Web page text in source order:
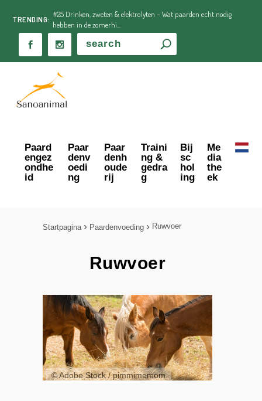
TRENDING:
#25 Drinken, zweten & elektrolyten – Wat paarden echt nodig
hebben in de zomerhi...
Paard
engez
ondhe
id
Paar
denv
oedi
ng
Paar
denh
oude
rij
Traini
ng &
gedra
g
Bij
sc
hol
ing
Me
dia
the
ek
Startpagina Paardenvoeding Ruwvoer
Ruwvoer
© Adobe Stock / pimmimemom